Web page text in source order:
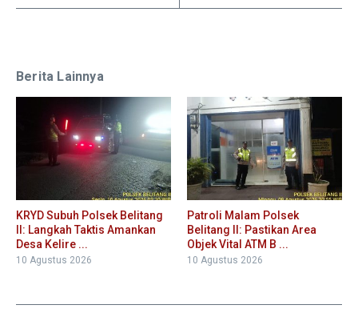
Berita Lainnya
KRYD Subuh Polsek Belitang
II: Langkah Taktis Amankan
Desa Kelire ...
10 Agustus 2026
Patroli Malam Polsek
Belitang II: Pastikan Area
Objek Vital ATM B ...
10 Agustus 2026